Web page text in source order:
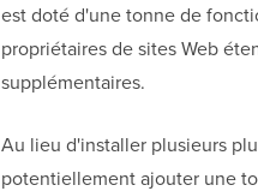
est doté d'une tonne de
propriétaires de sites Web
supplémentaires.
Au lieu d'installer plusieurs
potentiellement ajouter une